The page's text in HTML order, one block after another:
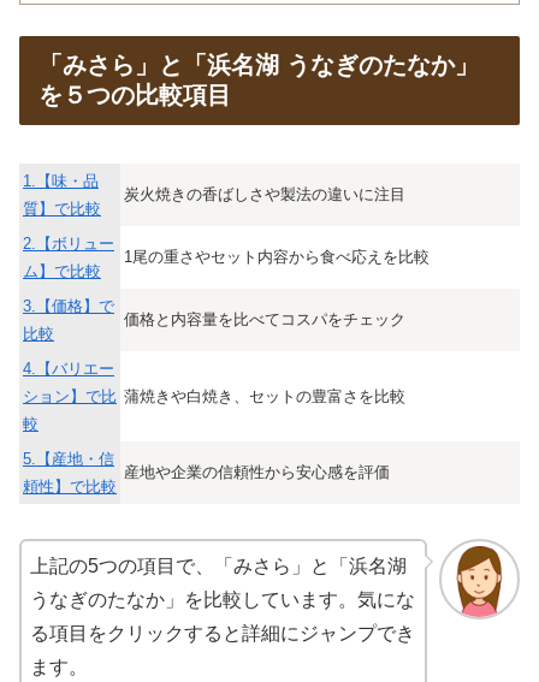
「みさら」と「浜名湖 うなぎのたなか」
を５つの比較項目
1.【味・品
質】で比較
炭火焼きの香ばしさや製法の違いに注目
2.【ボリュー
ム】で比較
1尾の重さやセット内容から食べ応えを比較
3.【価格】で
比較
価格と内容量を比べてコスパをチェック
4.【バリエー
ション】で比
較
蒲焼きや白焼き、セットの豊富さを比較
5.【産地・信
頼性】で比較
産地や企業の信頼性から安心感を評価
上記の5つの項目で、「みさら」と「浜名湖
うなぎのたなか」を比較しています。気にな
る項目をクリックすると詳細にジャンプでき
ます。